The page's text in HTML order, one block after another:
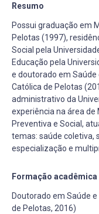
Resumo
Possui graduação em
Pelotas (1997),
Social pela
Educação pela
e doutorado em
Católica de Pelotas
administrativo da
experiência na área
Preventiva e Social,
temas: saúde coletiva,
especialização e
Formação acadêmica
Doutorado em Saúde
de Pelotas, 2016)